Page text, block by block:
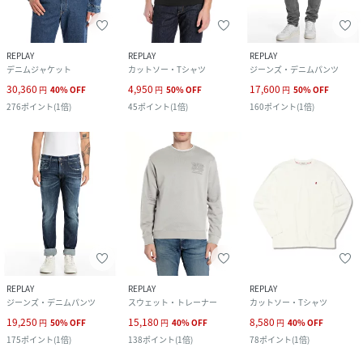
REPLAY
デニムジャケット
30,360 円 40%OFF
276ポイント(1倍)
REPLAY
カットソー・Tシャツ
4,950 円 50%OFF
45ポイント(1倍)
REPLAY
ジーンズ・デニムパンツ
17,600 円 50%OFF
160ポイント(1倍)
REPLAY
ジーンズ・デニムパンツ
19,250 円 50%OFF
175ポイント(1倍)
REPLAY
スウェット・トレーナー
15,180 円 40%OFF
138ポイント(1倍)
REPLAY
カットソー・Tシャツ
8,580 円 40%OFF
78ポイント(1倍)